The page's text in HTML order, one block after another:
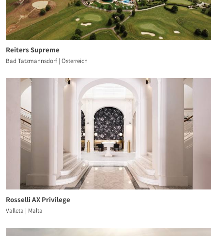
Reiters Supreme
Bad Tatzmannsdorf | Österreich
Rosselli AX Privilege
Valleta | Malta